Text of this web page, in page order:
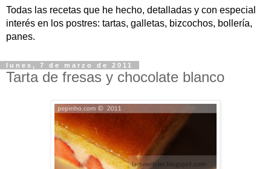
Todas las recetas que he hecho, detalladas y con especial
interés en los postres: tartas, galletas, bizcochos, bollería,
panes.
lunes, 7 de marzo de 2011
Tarta de fresas y chocolate blanco